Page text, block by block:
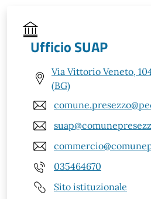
Ufficio SUAP
Via Vittorio Veneto,
(BG)
035464670
Sito istituzionale